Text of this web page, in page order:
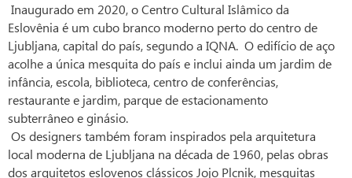
Inaugurado em 2020, o Centro Cultural Islâmico da
Eslovênia é um cubo branco moderno perto do centro de
Ljubljana, capital do país, segundo a IQNA. O edifício de aço
acolhe a única mesquita do país e inclui ainda um jardim de
infância, escola, biblioteca, centro de conferências,
restaurante e jardim, parque de estacionamento
subterrâneo e ginásio.
Os designers também foram inspirados pela arquitetura
local moderna de Ljubljana na década de 1960, pelas obras
dos arquitetos eslovenos clássicos Jojo Plcnik, mesquitas